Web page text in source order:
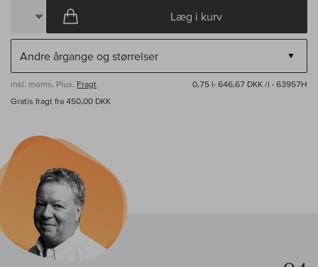
Læg i kurv
inkl. moms, Plus. Fragt 0,75 l· 646,67 DKK /l · 63957H
Gratis fragt fra 450,00 DKK